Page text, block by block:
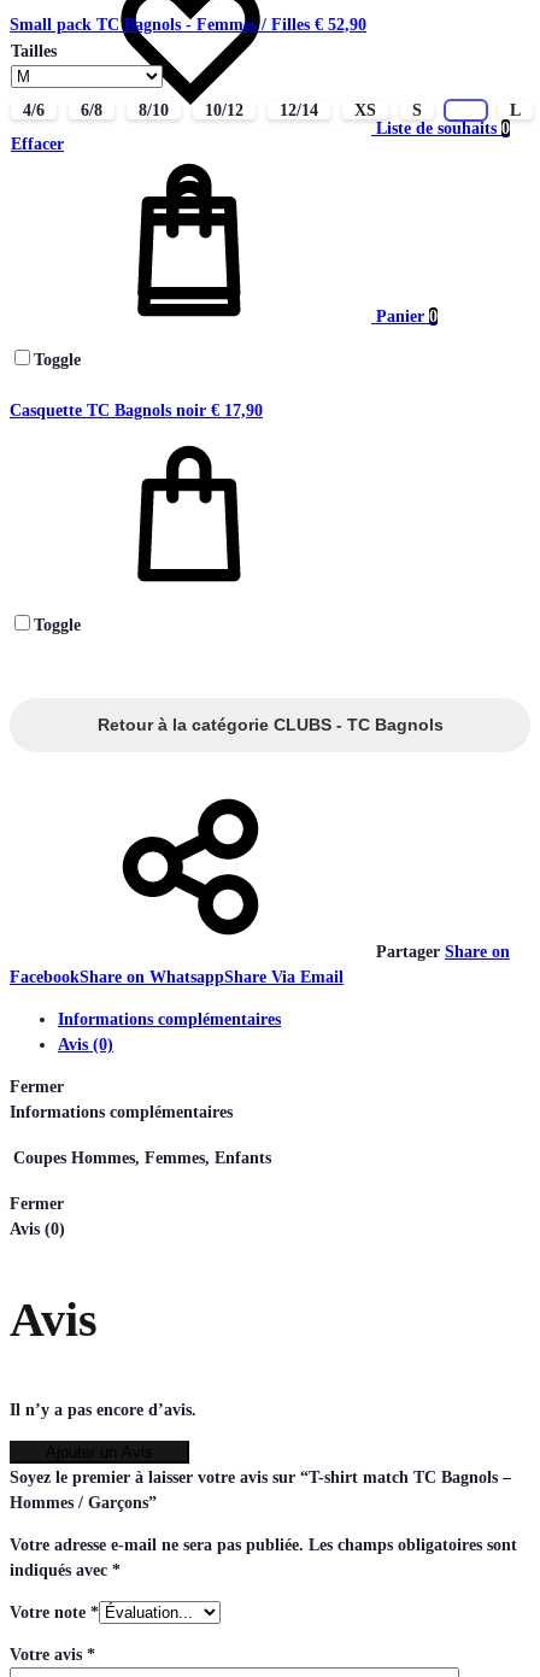
Liste de souhaits 0
Panier 0
Small pack TC Bagnols - Femmes / Filles € 52,90
Tailles
4/6 6/8 8/10 10/12 12/14 XS S
L
Effacer
Toggle
Casquette TC Bagnols noir € 17,90
Toggle
Retour à la catégorie CLUBS - TC Bagnols
Partager Share on
FacebookShare on WhatsappShare Via Email
Informations complémentaires
Avis (0)
Fermer
Informations complémentaires
Coupes Hommes, Femmes, Enfants
Fermer
Avis (0)
Avis
Il n’y a pas encore d’avis.
Soyez le premier à laisser votre avis sur “T-shirt match TC Bagnols –
Hommes / Garçons”
Votre adresse e-mail ne sera pas publiée. Les champs obligatoires sont
indiqués avec *
Votre note *
Votre avis *